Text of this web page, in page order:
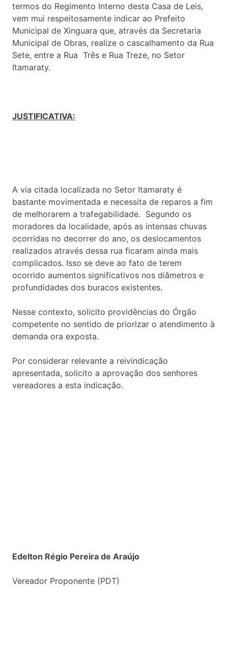
termos do Regimento Interno desta Casa de Leis,
vem mui respeitosamente indicar ao Prefeito
Municipal de Xinguara que, através da Secretaria
Municipal de Obras, realize o cascalhamento da Rua
Sete, entre a Rua Três e Rua Treze, no Setor
Itamaraty.
JUSTIFICATIVA:
A via citada localizada no Setor Itamaraty é
bastante movimentada e necessita de reparos a fim
de melhorarem a trafegabilidade. Segundo os
moradores da localidade, após as intensas chuvas
ocorridas no decorrer do ano, os deslocamentos
realizados através dessa rua ficaram ainda mais
complicados. Isso se deve ao fato de terem
ocorrido aumentos significativos nos diâmetros e
profundidades dos buracos existentes.
Nesse contexto, solicito providências do Órgão
competente no sentido de priorizar o atendimento à
demanda ora exposta.
Por considerar relevante a reivindicação
apresentada, solicito a aprovação dos senhores
vereadores a esta indicação.
Edelton Régio Pereira de Araújo
Vereador Proponente (PDT)